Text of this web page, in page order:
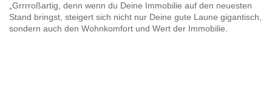
„Grrrroßartig, denn wenn du Deine Immobilie auf den neuesten
Stand bringst, steigert sich nicht nur Deine gute Laune gigantisch,
sondern auch den Wohnkomfort und Wert der Immobilie.